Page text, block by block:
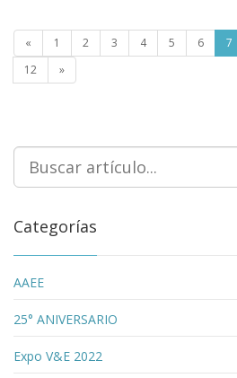
« 1 2 3 4 5 6 7
12
»
Categorías
AAEE
25° ANIVERSARIO
Expo V&E 2022